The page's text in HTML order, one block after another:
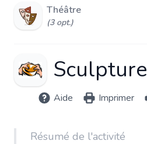
Théâtre
(3 opt.)
Sculpture
Aide Imprimer
Résumé de l'activité